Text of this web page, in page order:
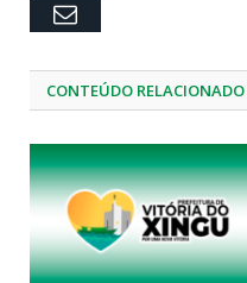
Email
CONTEÚDO RELACIONADO